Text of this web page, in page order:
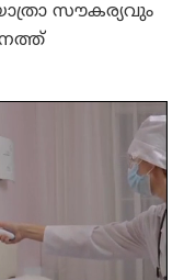
സൗകര്യവും